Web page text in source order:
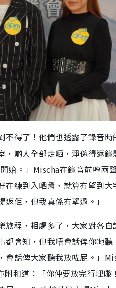
不得了！他們也透露了錄音
，啲人全部走晒，淨係得返
始。」Mischa在錄音前哼兩
在練到入晒骨，就算冇望到
佢，但我真係冇望過。」
旅程，相處多了，大家對各
都會知，但我唔會話俾你哋
會話俾大家聽我放咗屁。」
和道：「你仲要放完行埋